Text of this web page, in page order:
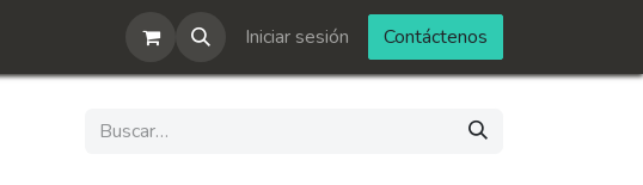
Iniciar sesión Contáctenos